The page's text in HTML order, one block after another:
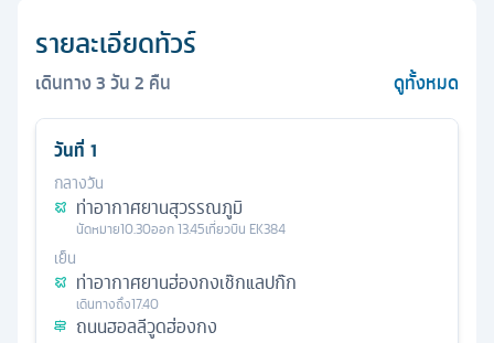
รายละเอียดทัวร์
เดินทาง3วัน2 คืน ดูทั้งหมด
วันที่ 1
กลางวัน
ท่าอากาศยานสุวรรณภูมิ
นัดหมาย10.30ออก13.45เที่ยวบิน EK384
เย็น
ท่าอากาศยานฮ่องกงเช๊กแลปก๊ก
เดินทางถึง17.40
ถนนฮอลลีวูดฮ่องกง